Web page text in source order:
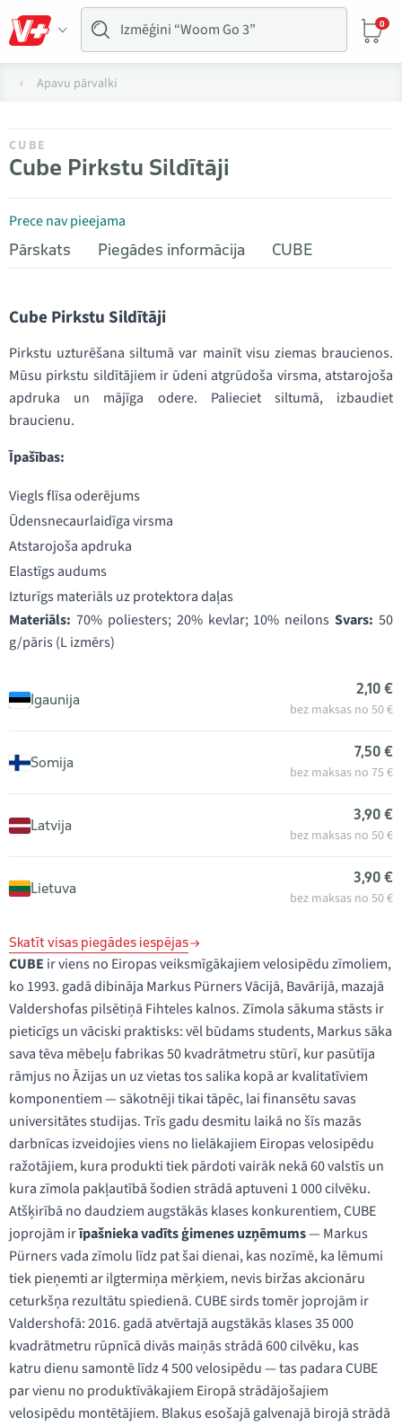
0
Apavu pārvalki
CUBE
Cube Pirkstu Sildītāji
Prece nav pieejama
Pārskats
Piegādes informācija CUBE
Cube Pirkstu Sildītāji
Pirkstu uzturēšana siltumā var mainīt visu ziemas braucienos.
Mūsu pirkstu sildītājiem ir ūdeni atgrūdoša virsma, atstarojoša
apdruka un mājīga odere. Palieciet siltumā, izbaudiet
braucienu.
Īpašības:
Viegls flīsa oderējums
Ūdensnecaurlaidīga virsma
Atstarojoša apdruka
Elastīgs audums
Izturīgs materiāls uz protektora daļas
Materiāls: 70% poliesters; 20% kevlar; 10% neilonsSvars: 50
g/pāris (L izmērs)
Igaunija
2,10 €
bez maksas no 50 €
Somija
7,50 €
bez maksas no 75 €
Latvija
3,90 €
bez maksas no 50 €
Lietuva
3,90 €
bez maksas no 50 €
Skatīt visas piegādes iespējas
CUBE ir viens no Eiropas veiksmīgākajiem velosipēdu zīmoliem,
ko 1993. gadā dibināja Markus Pürners Vācijā, Bavārijā, mazajā
Valdershofas pilsētiņā Fihteles kalnos. Zīmola sākuma stāsts ir
pieticīgs un vāciski praktisks: vēl būdams students, Markus sāka
sava tēva mēbeļu fabrikas 50 kvadrātmetru stūrī, kur pasūtīja
rāmjus no Āzijas un uz vietas tos salika kopā ar kvalitatīviem
komponentiem — sākotnēji tikai tāpēc, lai finansētu savas
universitātes studijas. Trīs gadu desmitu laikā no šīs mazās
darbnīcas izveidojies viens no lielākajiem Eiropas velosipēdu
ražotājiem, kura produkti tiek pārdoti vairāk nekā 60 valstīs un
kura zīmola pakļautībā šodien strādā aptuveni 1 000 cilvēku.
Atšķirībā no daudziem augstākās klases konkurentiem, CUBE
joprojām irīpašnieka vadīts ģimenes uzņēmums— Markus
Pürners vada zīmolu līdz pat šai dienai, kas nozīmē, ka lēmumi
tiek pieņemti ar ilgtermiņa mērķiem, nevis biržas akcionāru
ceturkšņa rezultātu spiedienā. CUBE sirds tomēr joprojām ir
Valdershofā: 2016. gadā atvērtajā augstākās klases 35 000
kvadrātmetru rūpnīcā divās maiņās strādā 600 cilvēku, kas
katru dienu samontē līdz 4 500 velosipēdu — tas padara CUBE
par vienu no produktīvākajiem Eiropā strādājošajiem
velosipēdu montētājiem. Blakus esošajā galvenajā birojā strādā